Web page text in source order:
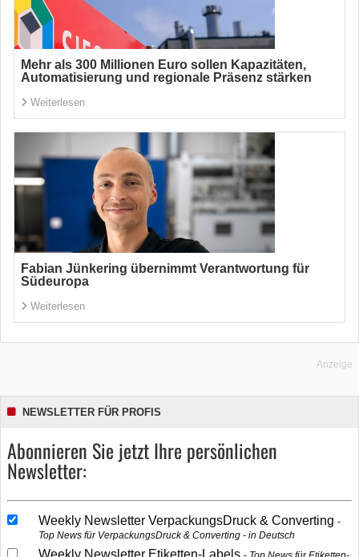
Mehr als 300 Millionen Euro sollen Kapazitäten,
Automatisierung und regionale Präsenz stärken
Weiterlesen
Fabian Jünkering übernimmt Verantwortung für
Südeuropa
Weiterlesen
Anzeige
NEWSLETTER FÜR PROFIS
Abonnieren Sie jetzt Ihre persönlichen
Newsletter:
Weekly Newsletter VerpackungsDruck & Converting
Top News für VerpackungsDruck & Converting - in Deutsch